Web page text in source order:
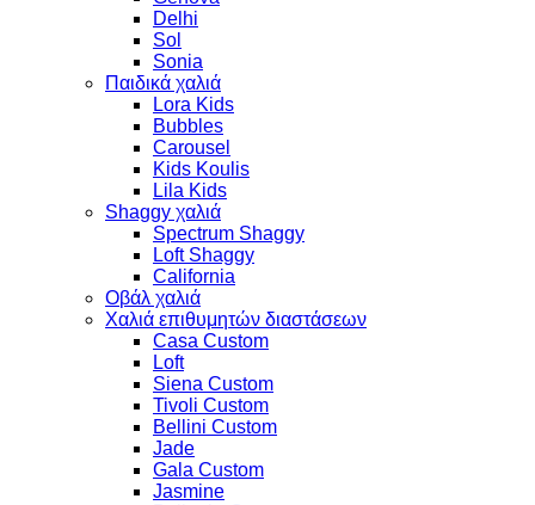
Delhi
Sol
Sonia
Παιδικά χαλιά
Lora Kids
Bubbles
Carousel
Kids Koulis
Lila Kids
Shaggy χαλιά
Spectrum Shaggy
Loft Shaggy
California
Οβάλ χαλιά
Χαλιά επιθυμητών διαστάσεων
Casa Custom
Loft
Siena Custom
Tivoli Custom
Bellini Custom
Jade
Gala Custom
Jasmine